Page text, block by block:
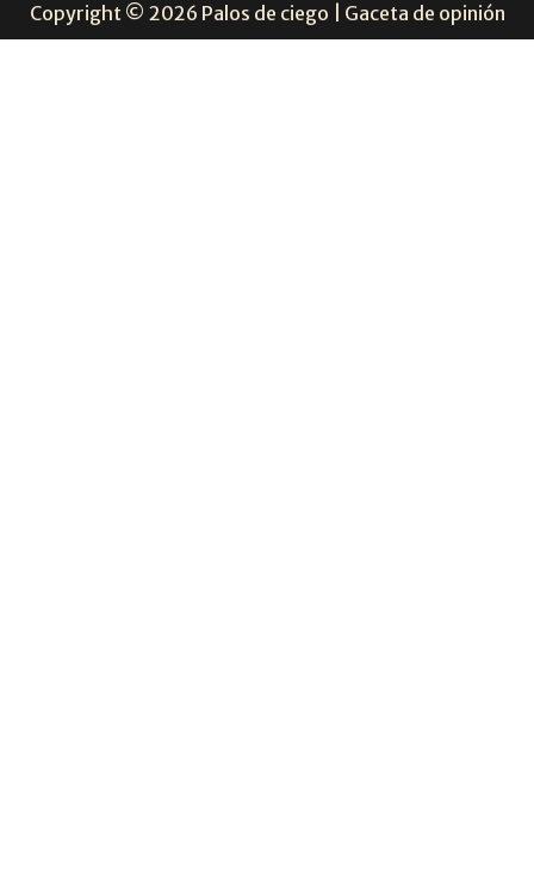
Copyright © 2026 Palos de ciego | Gaceta de opinión